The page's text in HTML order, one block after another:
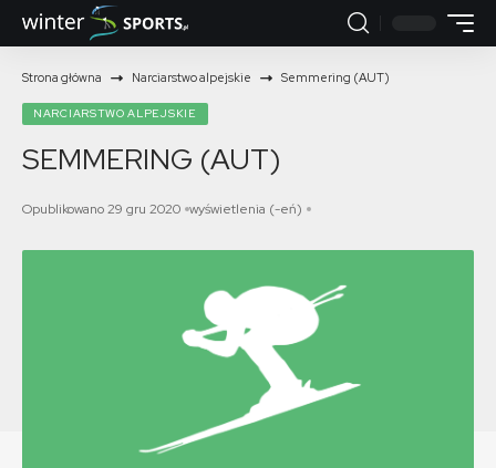
Strona główna Narciarstwo alpejskie Semmering (AUT)
NARCIARSTWO ALPEJSKIE
SEMMERING (AUT)
Opublikowano 29 gru 2020 wyświetlenia (-eń)